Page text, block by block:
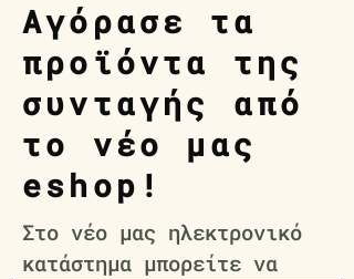
Αγόρασε τα
προϊόντα της
συνταγής από
το νέο μας
eshop!
Στο νέο μας ηλεκτρονικό
κατάστημα μπορείτε να